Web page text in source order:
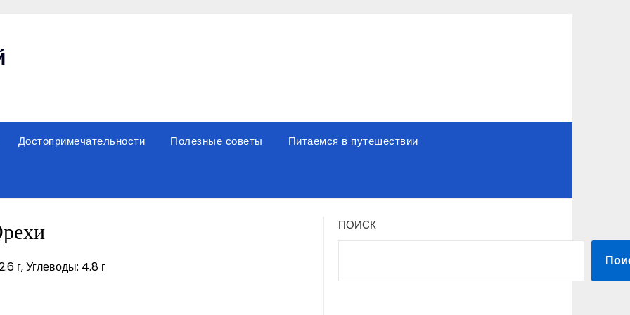
Достопримечательности Полезные советы Питаемся в путешествии
г, Углеводы: 4.8 г
ПОИСК